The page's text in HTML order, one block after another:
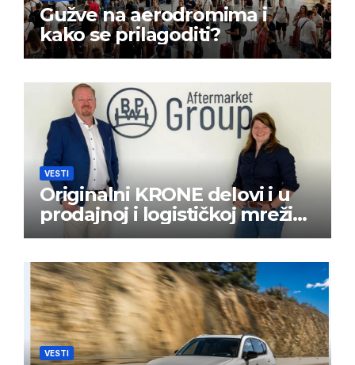
Gužve na aerodromima i
kako se prilagoditi?
VESTI
Originalni KRONE delovi i u
prodajnoj i logističkoj mreži
BPW Aftermarket grupe
VESTI